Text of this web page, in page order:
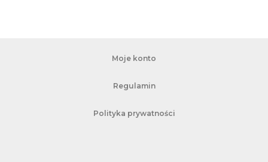
Moje konto
Regulamin
Polityka prywatności